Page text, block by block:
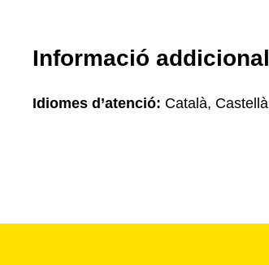
Informació addicional
Idiomes d’atenció: Català, Castellà